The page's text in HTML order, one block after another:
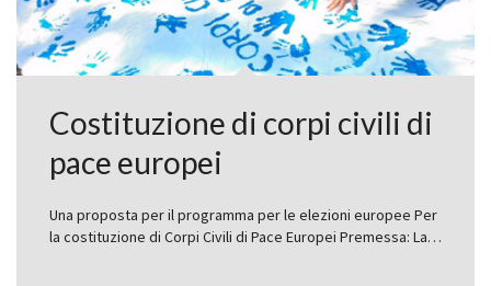
Costituzione di corpi civili di
pace europei
Una proposta per il programma per le elezioni europee Per
la costituzione di Corpi Civili di Pace Europei Premessa: La…